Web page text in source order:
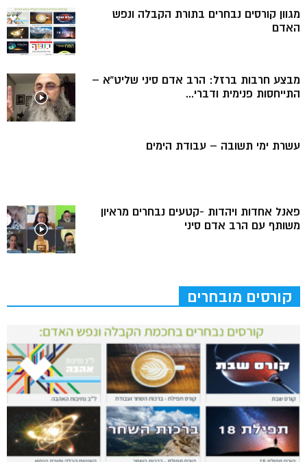
מגוון קורסים נבחרים בתורת הקבלה ונפש
האדם
מבצע חרבות ברזל: הרב אדם סיני שליט”א –
התייחסות פנימית ודברי...
עשרת ימי תשובה – עבודת הימים
פאנל אחדות ויהדות -קטעים נבחרים מראיון
משותף עם הרב אדם סיני
קורסים מובחרים